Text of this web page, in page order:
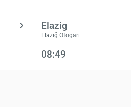
Elazig
Elazığ Otogarı
08:49